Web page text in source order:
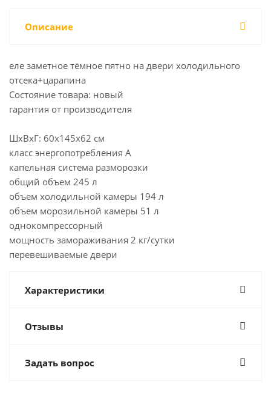
Описание
еле заметное тёмное пятно на двери холодильного
отсека+царапина
Состояние товара: новый
гарантия от производителя
ШхВхГ: 60х145х62 см
класс энергопотребления A
капельная система разморозки
общий объем 245 л
объем холодильной камеры 194 л
объем морозильной камеры 51 л
однокомпрессорный
мощность замораживания 2 кг/сутки
перевешиваемые двери
Характеристики
Отзывы
Задать вопрос